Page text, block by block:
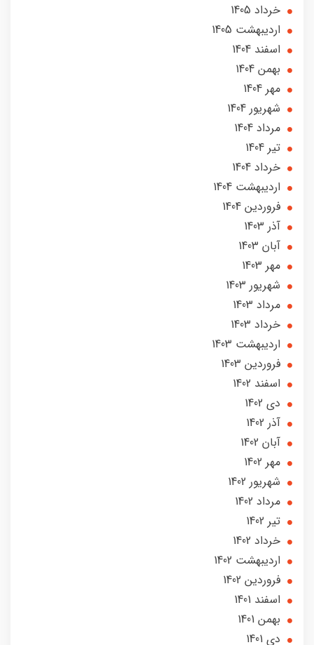
خرداد 1405
ارديبهشت 1405
اسفند 1404
بهمن 1404
مهر 1404
شهریور 1404
مرداد 1404
تير 1404
خرداد 1404
ارديبهشت 1404
فروردین 1404
آذر 1403
آبان 1403
مهر 1403
شهریور 1403
مرداد 1403
خرداد 1403
ارديبهشت 1403
فروردین 1403
اسفند 1402
دی 1402
آذر 1402
آبان 1402
مهر 1402
شهریور 1402
مرداد 1402
تير 1402
خرداد 1402
ارديبهشت 1402
فروردین 1402
اسفند 1401
بهمن 1401
دی 1401